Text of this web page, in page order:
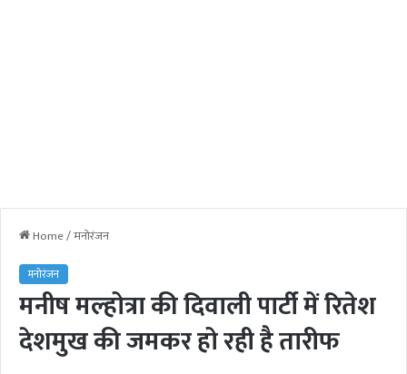
Home/मनोरंजन
मनोरंजन
मनीष मल्होत्रा की दिवाली पार्टी में रितेश
देशमुख की जमकर हो रही है तारीफ